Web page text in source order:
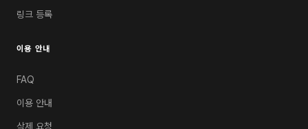
링크 등록
이용 안내
FAQ
이용 안내
삭제 요청